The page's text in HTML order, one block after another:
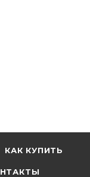
КАК КУПИТЬ